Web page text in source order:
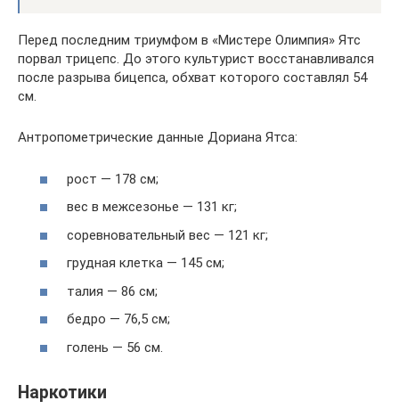
Перед последним триумфом в «Мистере Олимпия» Ятс
порвал трицепс. До этого культурист восстанавливался
после разрыва бицепса, обхват которого составлял 54
см.
Антропометрические данные Дориана Ятса:
рост — 178 см;
вес в межсезонье — 131 кг;
соревновательный вес — 121 кг;
грудная клетка — 145 см;
талия — 86 см;
бедро — 76,5 см;
голень — 56 см.
Наркотики